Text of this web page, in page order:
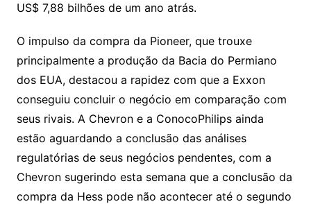
US$ 7,88 bilhões de um ano atrás.
O impulso da compra da Pioneer, que trouxe
principalmente a produção da Bacia do Permiano
dos EUA, destacou a rapidez com que a Exxon
conseguiu concluir o negócio em comparação com
seus rivais. A Chevron e a ConocoPhilips ainda
estão aguardando a conclusão das análises
regulatórias de seus negócios pendentes, com a
Chevron sugerindo esta semana que a conclusão da
compra da Hess pode não acontecer até o segundo